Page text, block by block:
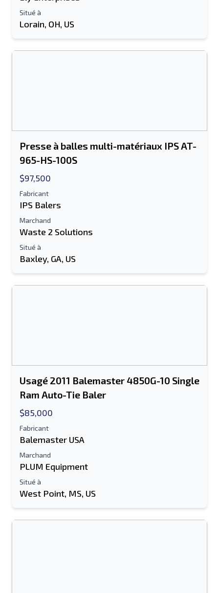
Adresse e-mail
Mobile
Situé à
Lorain, OH, US
Presse à balles multi-matériaux IPS AT-
965-HS-100S
$97,500
Fabricant
IPS Balers
Marchand
Waste 2 Solutions
Situé à
Baxley, GA, US
Usagé 2011 Balemaster 4850G-10 Single
Ram Auto-Tie Baler
$85,000
Fabricant
Balemaster USA
Marchand
PLUM Equipment
Situé à
West Point, MS, US
Envoyer à un ami
Ton nom complet
Information additionnelle